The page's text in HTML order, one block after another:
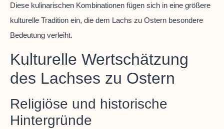
Diese kulinarischen Kombinationen fügen sich in eine größere
kulturelle Tradition ein, die dem Lachs zu Ostern besondere
Bedeutung verleiht.
Kulturelle Wertschätzung
des Lachses zu Ostern
Religiöse und historische
Hintergründe